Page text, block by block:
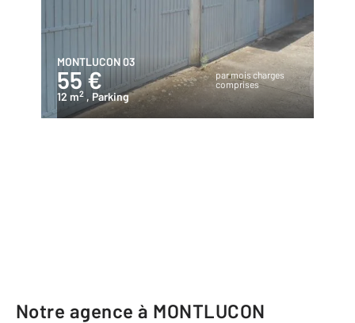
MONTLUCON 03
55 €
par mois charges
comprises
12 m2 , Parking
Notre agence à MONTLUCON